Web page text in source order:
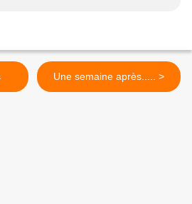
Une semaine après..... >